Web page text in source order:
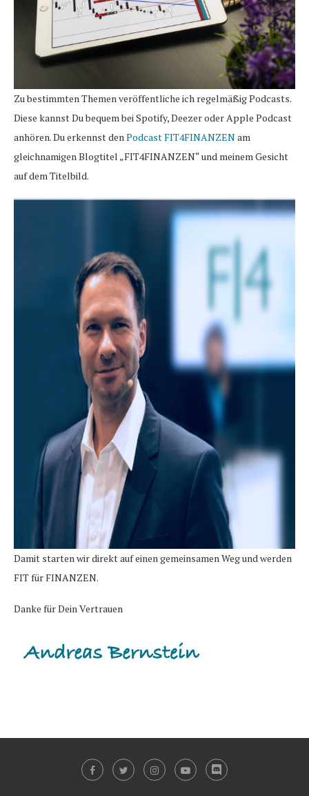
Zu bestimmten Themen veröffentliche ich regelmäßig Podcasts.
Diese kannst Du bequem bei Spotify, Deezer oder Apple Podcast
anhören. Du erkennst den Podcast FIT4FINANZENam
gleichnamigen Blogtitel „FIT4FINANZEN“ und meinem Gesicht
auf dem Titelbild.
Damit starten wir direkt auf einen gemeinsamen Weg und werden
FIT für FINANZEN.
Danke für Dein Vertrauen